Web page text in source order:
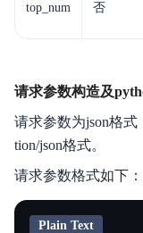
top_num 否
请求参数构造及
请求参数为json格式
tion/json格式。
请求参数格式如下：
Plain Text